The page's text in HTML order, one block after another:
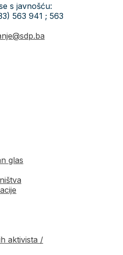
s javnošću:
563 941 ; 563
glas
aktivista /